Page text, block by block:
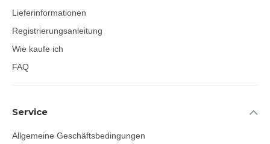
Lieferinformationen
Registrierungsanleitung
Wie kaufe ich
FAQ
Service
Allgemeine Geschäftsbedingungen